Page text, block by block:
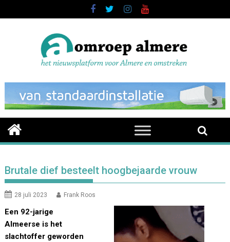
to
Brutale dief besteelt hoogbejaarde vrouw
28 juli 2023 Frank Roos
Een 92-jarige
Almeerse is het
slachtoffer geworden